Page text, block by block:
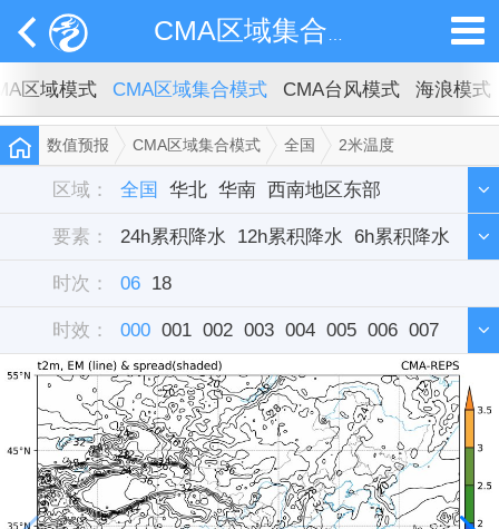
区域模式 CMA区域集合模式 CMA台风模式 海浪模式
数值预报 CMA区域集合模式 全国 2米温度
区域： 全国 华北 华南 西南地区东部
西北地区东部 东北 华中 西藏 新疆
华东
要素： 24h累积降水 12h累积降水 6h累积降水
3h累积降水
对流有效位能cape 对流抑制cin K指数
0-3公里垂直切变 10米全风速 2米温度
时次： 06 18
时效： 000 001 002 003 004 005 006 007
008 009 010 011 012 013 014 015
016 017 018 019 020 021 022 023
024 025 026 027 028 029 030 031
032 033 034 035 036 037 038 039